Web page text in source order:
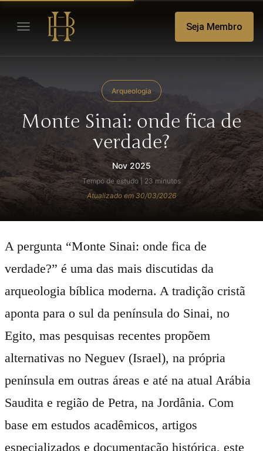
Seja Membro
Arqueologia
Monte Sinai: onde fica de
verdade?
Nov 2025
Tempo de estudo | 23 minutos
Atualizado em 30/03/2026
A pergunta “Monte Sinai: onde fica de
verdade?” é uma das mais discutidas da
arqueologia bíblica moderna. A tradição cristã
aponta para o sul da península do Sinai, no
Egito, mas pesquisas recentes propõem
alternativas no Neguev (Israel), na própria
península em outras áreas e até na atual Arábia
Saudita e região de Petra, na Jordânia. Com
base em estudos acadêmicos, artigos
especializados e documentação histórica, este